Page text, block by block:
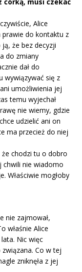
Alice
prawie do kontaktu z
że bez decyzji
do zmiany
dał do
wywiązywać się z
umożliwienia jej
temu wyjechał
nie wiemy, gdzie
udzielić ani on
ma przecież do niej
chodzi tu o dobro
chwili nie wiadomo
Właściwie mogłoby
nie zajmował,
właśnie Alice
Nic więc
Co w tej
zniknęła z jej